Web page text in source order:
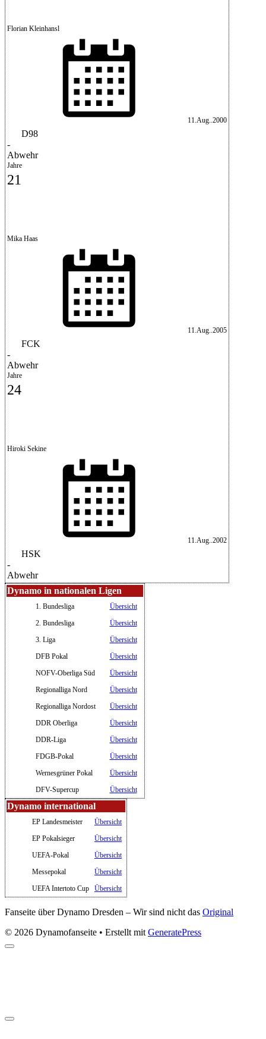
Florian Kleinhansl
11.Aug..2000
D98
-
Abwehr
Jahre
21
Mika Haas
11.Aug..2005
FCK
-
Abwehr
Jahre
24
Hiroki Sekine
11.Aug..2002
HSK
-
Abwehr
Dynamo in nationalen Ligen
1. Bundesliga
Übersicht
2. Bundesliga
Übersicht
3. Liga
Übersicht
DFB Pokal
Übersicht
NOFV-Oberliga Süd
Übersicht
Regionalliga Nord
Übersicht
Regionalliga Nordost
Übersicht
DDR Oberliga
Übersicht
DDR-Liga
Übersicht
FDGB-Pokal
Übersicht
Wernesgrüner Pokal
Übersicht
DFV-Supercup
Übersicht
Dynamo international
EP Landesmeister
Übersicht
EP Pokalsieger
Übersicht
UEFA-Pokal
Übersicht
Messepokal
Übersicht
UEFA Intertoto Cup
Übersicht
Fanseite über Dynamo Dresden – Wir sind nicht das Original
© 2026 Dynamofanseite • Erstellt mit GeneratePress